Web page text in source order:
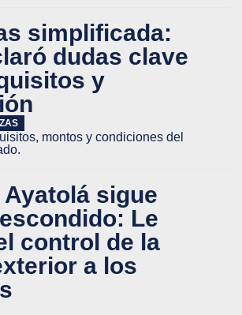
simplificada:
dudas clave
y
montos y condiciones del
sigue
Le
control de la
a los